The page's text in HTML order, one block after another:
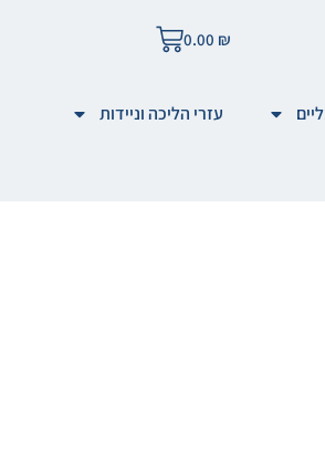
0.00 ₪
עזרי הליכה וניידות